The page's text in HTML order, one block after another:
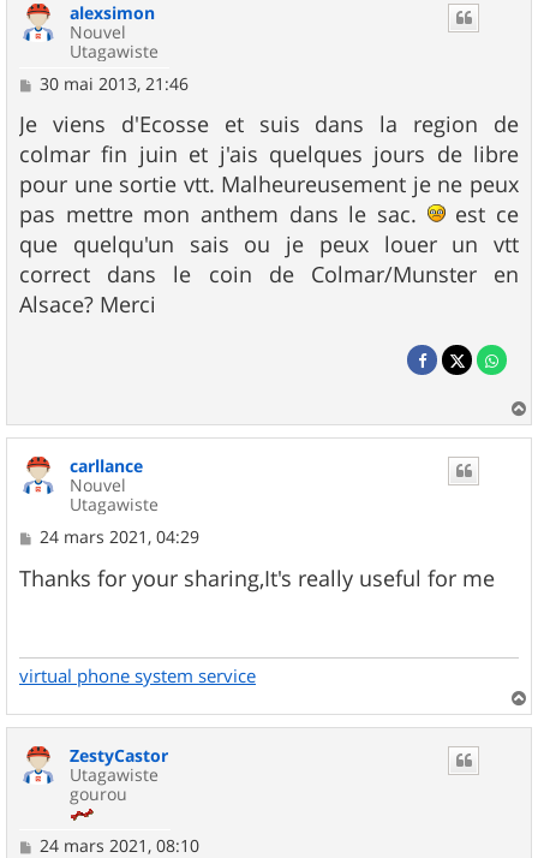
alexsimon
Nouvel
Utagawiste
M
s
s
a
g
e
30 mai 2013, 21:46
Je viens d'Ecosse et suis dans la region de
colmar fin juin et j'ais quelques jours de libre
pour une sortie vtt. Malheureusement je ne peux
pas mettre mon anthem dans le sac.
est ce
que quelqu'un sais ou je peux louer un vtt
correct dans le coin de Colmar/Munster en
Alsace? Merci
a
carllance
Nouvel
Utagawiste
M
s
s
24 mars 2021, 04:29
Thanks for your sharing,It's really useful for me
virtual phone system service
a
ZestyCastor
Utagawiste
gourou
M
24 mars 2021, 08:10